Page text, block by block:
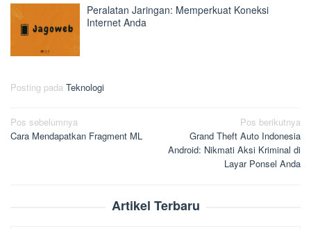
Peralatan Jaringan: Memperkuat Koneksi
Internet Anda
Posting pada Teknologi
Navigasi
pos
Pos sebelumnya
Cara Mendapatkan Fragment ML
Pos berikutnya
Grand Theft Auto Indonesia
Android: Nikmati Aksi Kriminal di
Layar Ponsel Anda
Artikel Terbaru